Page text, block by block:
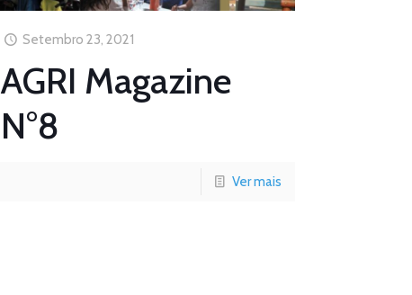
Setembro 23, 2021
AGRI Magazine
N°8
Ver mais